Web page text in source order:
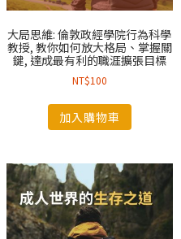
大局思維: 倫敦政經學院行為科學
教授, 教你如何放大格局、掌握關
鍵, 達成最有利的職涯擴張目標
NT$100
加入購物車